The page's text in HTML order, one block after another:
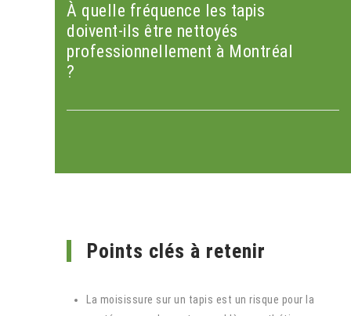
À quelle fréquence les tapis
doivent-ils être nettoyés
professionnellement à Montréal
?
Points clés à retenir
La moisissure sur un tapis est un risque pour la